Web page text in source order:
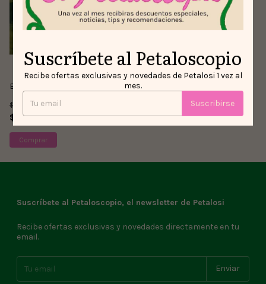
(1)
Billetera Jaguar Salvaje
$45.000
$65.000
31% OFF
Suscríbete al Petaloscopio, el newsletter de Petalosi
Recibe ofertas exclusivas y novedades directamente en tu
email.
Suscríbete al Petaloscopio
Recibe ofertas exclusivas y novedades de Petalosi 1 vez al
mes.
Suscribirse